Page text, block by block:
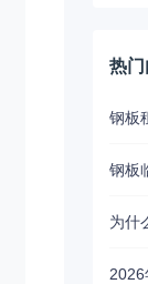
热
钢板
钢板
为什